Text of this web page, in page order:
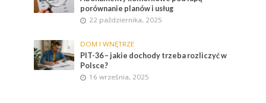
porównanie planów i usług
22 października, 2025
DOM I WNĘTRZE
PIT-36 – jakie dochody trzeba rozliczyć w
Polsce?
16 września, 2025